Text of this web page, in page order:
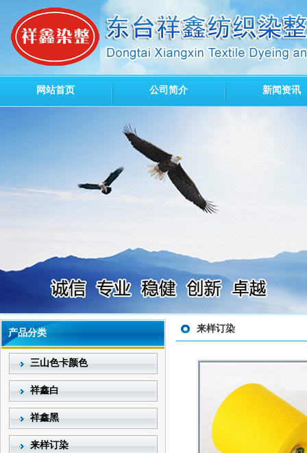
网站首页 公司简介 新闻资讯
产品分类
三山色卡颜色
祥鑫白
祥鑫黑
来样订染
来样订染